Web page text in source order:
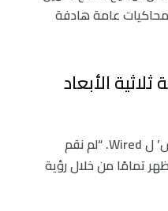
محاكيات عامة هادفة
الأبعاد
قال عالم وباحث سورا ‘تيم بروكس’ ل Wired. “لم نقم
تمامًا من خلال رؤية